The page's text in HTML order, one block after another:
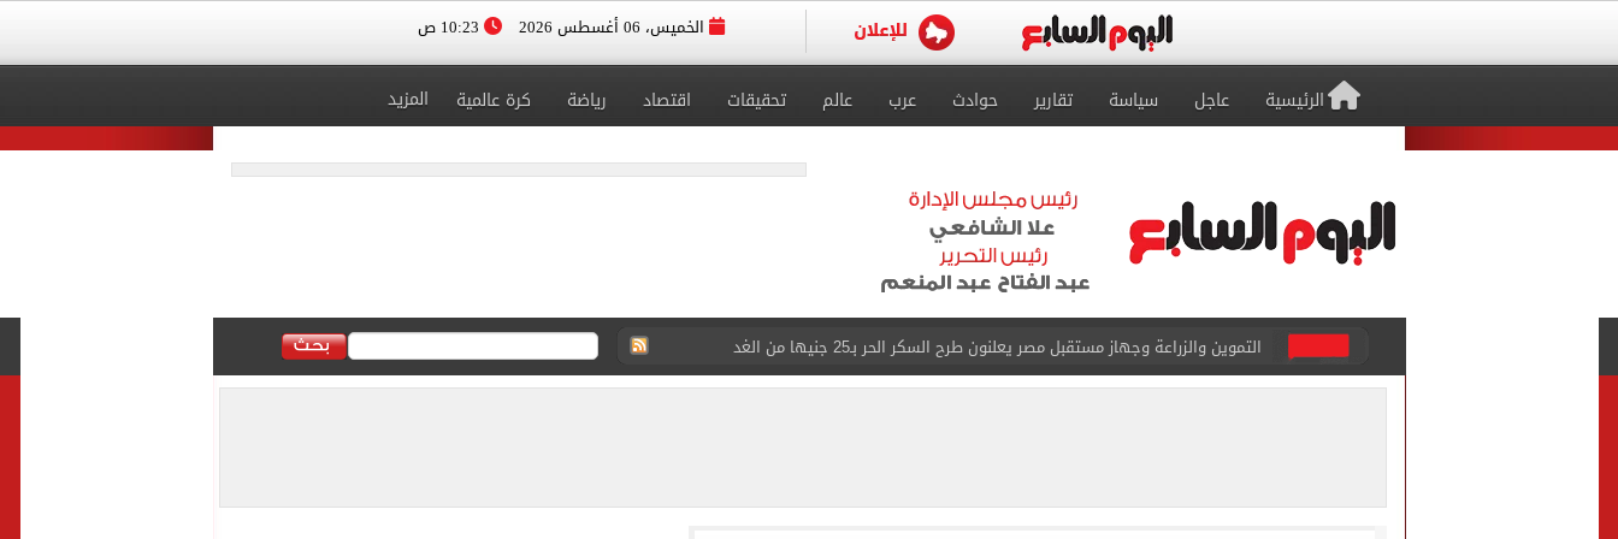
الخميس، 06 أغسطس 2026
الرئيسية عاجل سياسة تقارير حوادث عرب عالم تحقيقات اقتصاد رياضة كرة عالمية المزيد
البنك المركزى: ارتفاع الاحتياطى الأجنبى لـ 56.3 مليار دولار نهاية يوليو